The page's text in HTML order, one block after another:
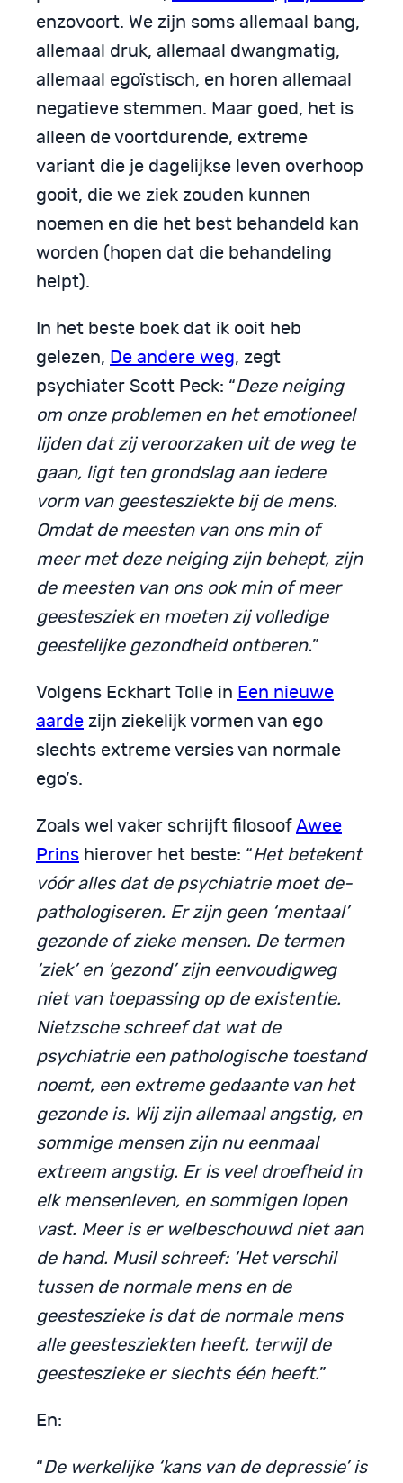
enzovoort. We zijn soms allemaal bang,
allemaal druk, allemaal dwangmatig,
allemaal egoïstisch, en horen allemaal
negatieve stemmen. Maar goed, het is
alleen de voortdurende, extreme
variant die je dagelijkse leven overhoop
gooit, die we ziek zouden kunnen
noemen en die het best behandeld kan
worden (hopen dat die behandeling
helpt).
In het beste boek dat ik ooit heb
gelezen, De andere weg, zegt
psychiater Scott Peck: “Deze neiging
om onze problemen en het emotioneel
lijden dat zij veroorzaken uit de weg te
gaan, ligt ten grondslag aan iedere
vorm van geestesziekte bij de mens.
Omdat de meesten van ons min of
meer met deze neiging zijn behept, zijn
de meesten van ons ook min of meer
geestesziek en moeten zij volledige
geestelijke gezondheid ontberen.”
Volgens Eckhart Tolle in Een nieuwe
aarde zijn ziekelijk vormen van ego
slechts extreme versies van normale
ego’s.
Zoals wel vaker schrijft filosoof Awee
Prins hierover het beste: “Het betekent
vóór alles dat de psychiatrie moet de-
pathologiseren. Er zijn geen ‘mentaal’
gezonde of zieke mensen. De termen
‘ziek’ en ‘gezond’ zijn eenvoudigweg
niet van toepassing op de existentie.
Nietzsche schreef dat wat de
psychiatrie een pathologische toestand
noemt, een extreme gedaante van het
gezonde is. Wij zijn allemaal angstig, en
sommige mensen zijn nu eenmaal
extreem angstig. Er is veel droefheid in
elk mensenleven, en sommigen lopen
vast. Meer is er welbeschouwd niet aan
de hand. Musil schreef: ‘Het verschil
tussen de normale mens en de
geesteszieke is dat de normale mens
alle geestesziekten heeft, terwijl de
geesteszieke er slechts één heeft.”
En:
“De werkelijke ‘kans van de depressie’ is